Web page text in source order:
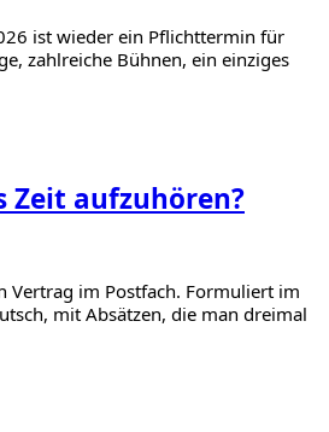
ist wieder ein Pflichttermin für
zahlreiche Bühnen, ein einziges
Zeit aufzuhören?
Vertrag im Postfach. Formuliert im
mit Absätzen, die man dreimal